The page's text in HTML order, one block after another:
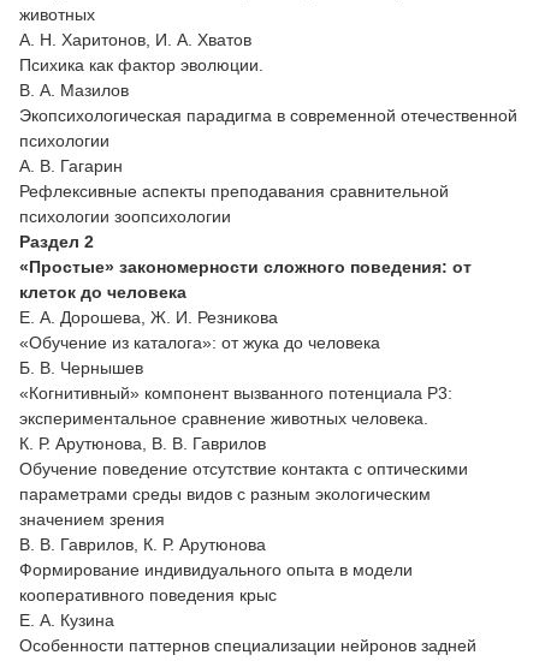
животных
А. Н. Харитонов, И. А. Хватов
Психика как фактор эволюции.
В. А. Мазилов
Экопсихологическая парадигма в современной отечественной
психологии
А. В. Гагарин
Рефлексивные аспекты преподавания сравнительной
психологии зоопсихологии
Раздел 2
«Простые» закономерности сложного поведения: от
клеток до человека
Е. А. Дорошева, Ж. И. Резникова
«Обучение из каталога»: от жука до человека
Б. В. Чернышев
«Когнитивный» компонент вызванного потенциала P3:
экспериментальное сравнение животных человека.
К. Р. Арутюнова, В. В. Гаврилов
Обучение поведение отсутствие контакта с оптическими
параметрами среды видов с разным экологическим
значением зрения
В. В. Гаврилов, К. Р. Арутюнова
Формирование индивидуального опыта в модели
кооперативного поведения крыс
Е. А. Кузина
Особенности паттернов специализации нейронов задней